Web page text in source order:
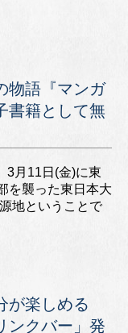
物語『マンガ
書籍として無
3月11日(金)に東
を襲った東日本大
地ということで
が楽しめる
ンクバー」発